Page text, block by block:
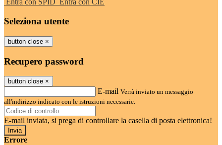
Entra con SPID Entra con CIE
Seleziona utente
button close ×
Recupero password
button close ×
E-mail Verrà inviato un messaggio
all'indirizzo indicato con le istruzioni necessarie.
E-mail inviata, si prega di controllare la casella di posta elettronica!
Errore